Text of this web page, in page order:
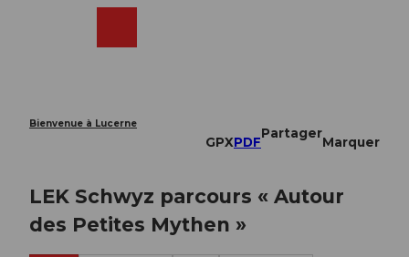
Bienvenue à Lucerne
GPXPDF
Partager
Marquer
LEK Schwyz parcours « Autour
des Petites Mythen »